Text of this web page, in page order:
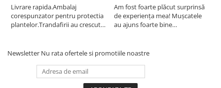
Livrare rapida.Ambalaj
corespunzator pentru protectia
plantelor.Trandafirii au crescut
Am fost foarte plăcut surprinsă
de experiența mea! Mușcatele
au ajuns foarte bine
transportului. Se vede că au fost
Newsletter Nu rata ofertele si promotiile noastre